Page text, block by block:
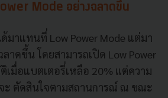
Mode อย่างฉลาดขึ้น
มาแทนที่ Low Power Mode แต่มา
าดขึ้น โดยสามารถเปิด Low Power
เมื่อแบตเตอรี่เหลือ 20% แต่ความ
ะ ตัดสินใจตามสถานการณ์ ณ ขณะ